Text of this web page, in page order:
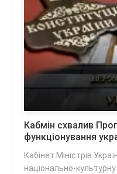
Кабмін схвалив
функціонування
Кабінет Міністрів
національно-